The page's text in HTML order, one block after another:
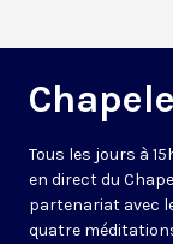
Tous les jours à
en direct du
partenariat avec
quatre